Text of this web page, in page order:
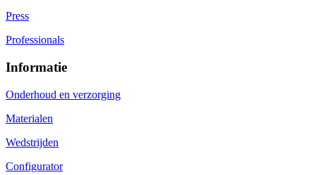
Press
Professionals
Informatie
Onderhoud en verzorging
Materialen
Wedstrijden
Configurator